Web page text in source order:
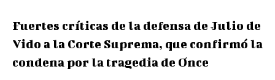
Fuertes críticas de la defensa de Julio de
Vido a la Corte Suprema, que confirmó la
condena por la tragedia de Once